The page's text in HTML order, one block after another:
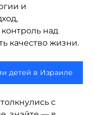
и
над
качество жизни.
детей в Израиле
с